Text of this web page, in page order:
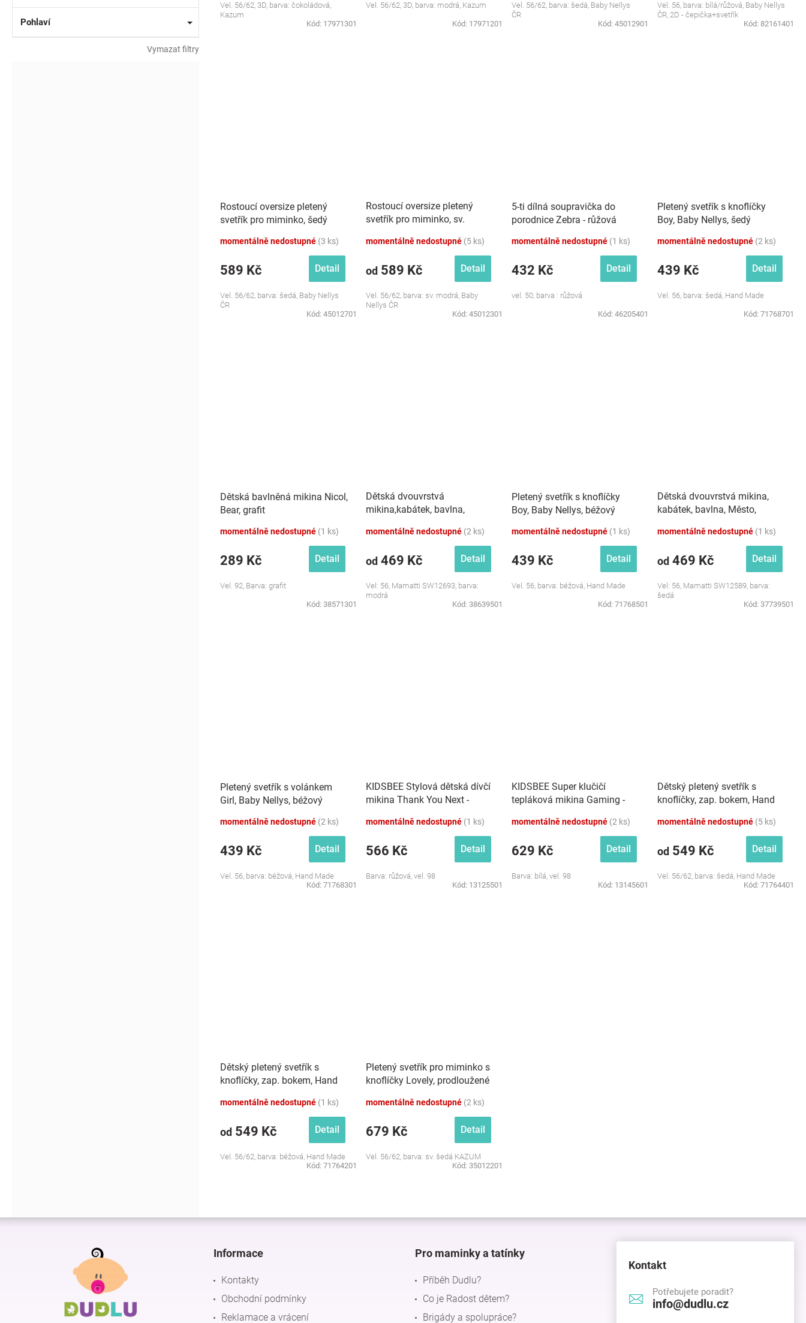
Pohlaví
Vymazat filtry
Vel. 56/62, 3D, barva: čokoládová,
Kazum
Kód: 17971301
Vel. 56/62, 3D, barva: modrá, Kazum
Kód: 17971201
Vel. 56/62, barva: šedá, Baby Nellys
ČR
Kód: 45012901
Vel. 56, barva: bílá/růžová, Baby Nellys
ČR, 2D - čepička+svetřík
Kód: 82161401
Rostoucí oversize pletený
svetřík pro miminko, šedý
momentálně nedostupné (3 ks)
589 Kč Detail
Vel. 56/62, barva: šedá, Baby Nellys
ČR
Kód: 45012701
Rostoucí oversize pletený
svetřík pro miminko, sv.
momentálně nedostupné (5 ks)
od 589 Kč Detail
Vel. 56/62, barva: sv. modrá, Baby
Nellys ČR
Kód: 45012301
5-ti dílná soupravička do
porodnice Zebra - růžová
momentálně nedostupné (1 ks)
432 Kč Detail
vel. 50, barva : růžová
Kód: 46205401
Pletený svetřík s knoflíčky
Boy, Baby Nellys, šedý
momentálně nedostupné (2 ks)
439 Kč Detail
Vel. 56, barva: šedá, Hand Made
Kód: 71768701
Dětská bavlněná mikina Nicol,
Bear, grafit
momentálně nedostupné (1 ks)
289 Kč Detail
Vel. 92, Barva: grafit
Kód: 38571301
Dětská dvouvrstvá
mikina,kabátek, bavlna,
momentálně nedostupné (2 ks)
od 469 Kč Detail
Vel: 56, Mamatti SW12693, barva:
modrá
Kód: 38639501
Pletený svetřík s knoflíčky
Boy, Baby Nellys, béžový
momentálně nedostupné (1 ks)
439 Kč Detail
Vel. 56, barva: béžová, Hand Made
Kód: 71768501
Dětská dvouvrstvá mikina,
kabátek, bavlna, Město,
momentálně nedostupné (1 ks)
od 469 Kč Detail
Vel: 56, Mamatti SW12589, barva:
šedá
Kód: 37739501
Pletený svetřík s volánkem
Girl, Baby Nellys, béžový
momentálně nedostupné (2 ks)
439 Kč Detail
Vel. 56, barva: béžová, Hand Made
Kód: 71768301
KIDSBEE Stylová dětská dívčí
mikina Thank You Next -
momentálně nedostupné (1 ks)
566 Kč Detail
Barva: růžová, vel. 98
Kód: 13125501
KIDSBEE Super klučičí
tepláková mikina Gaming -
momentálně nedostupné (2 ks)
629 Kč Detail
Barva: bílá, vel. 98
Kód: 13145601
Dětský pletený svetřík s
knoflíčky, zap. bokem, Hand
momentálně nedostupné (5 ks)
od 549 Kč Detail
Vel. 56/62, barva: šedá, Hand Made
Kód: 71764401
Dětský pletený svetřík s
knoflíčky, zap. bokem, Hand
momentálně nedostupné (1 ks)
od 549 Kč Detail
Vel. 56/62, barva: béžová, Hand Made
Kód: 71764201
Pletený svetřík pro miminko s
knoflíčky Lovely, prodloužené
momentálně nedostupné (2 ks)
679 Kč Detail
Vel. 56/62, barva: sv. šedá KAZUM
Kód: 35012201
v
d
p
v
Z
Informace
Kontakty
Obchodní podmínky
Reklamace a vrácení
Pro maminky a tatínky
Příběh Dudlu?
Co je Radost dětem?
Brigády a spolupráce?
Kontakt
Potřebujete poradit?
info@dudlu.cz